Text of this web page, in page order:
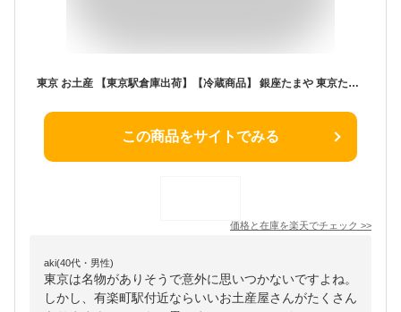
東京 お土産 【東京駅倉庫出荷】【冷蔵商品】 銀座たまや 東京たまご ごまたまご 8個入 おみやげ 土産 東京みやげ 和菓子 和洋菓子 お菓子 スイーツ ゴマタマゴ お中元 お歳暮 御歳暮 内祝い お取り寄せ ギフト プレゼント のし可
この商品をサイトでみる
価格と在庫を楽天でチェック >>
aki(40代・男性)
東京は名物がありそうで意外に思いつかないですよね。
しかし、有楽町駅付近ならいいお土産屋さんがたくさん